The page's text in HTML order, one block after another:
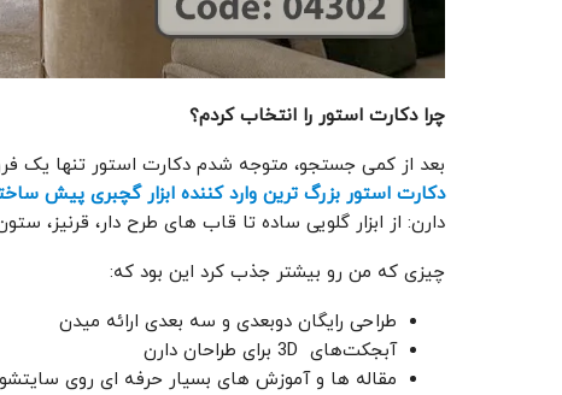
چرا دکارت استور را انتخاب کردم؟
بعد از کمی جستجو، متوجه شدم دکارت استور تنها یک
دکارت استور بزرگ‌ ترین وارد کننده ابزار گچبری پیش
دارن: از ابزار گلویی ساده تا قاب‌ های طرح‌ دار، قرنیز،
چیزی که من رو بیشتر جذب کرد این بود که:
طراحی رایگان دوبعدی و سه ‌بعدی ارائه میدن
آبجکت‌های 3D برای طراحان دارن
مقاله ‌ها و آموزش ‌های بسیار حرفه‌ ای روی